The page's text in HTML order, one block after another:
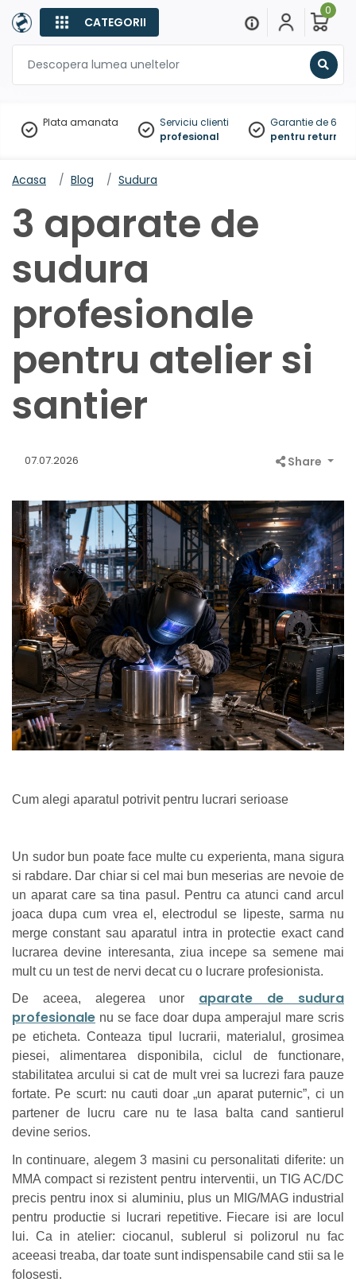
CATEGORII
0
Plata amanata
Serviciu clienti
profesional
Garantie de 60
pentru
Acasa Blog Sudura
3 aparate de
sudura
profesionale
pentru atelier si
santier
07.07.2026 Share
Cum alegi aparatul potrivit pentru lucrari serioase
Un sudor bun poate face multe cu experienta, mana sigura
si rabdare. Dar chiar si cel mai bun meserias are nevoie de
un aparat care sa tina pasul. Pentru ca atunci cand arcul
joaca dupa cum vrea el, electrodul se lipeste, sarma nu
merge constant sau aparatul intra in protectie exact cand
lucrarea devine interesanta, ziua incepe sa semene mai
mult cu un test de nervi decat cu o lucrare profesionista.
De aceea, alegerea unor aparate de sudura
profesionale nu se face doar dupa amperajul mare scris
pe eticheta. Conteaza tipul lucrarii, materialul, grosimea
piesei, alimentarea disponibila, ciclul de functionare,
stabilitatea arcului si cat de mult vrei sa lucrezi fara pauze
fortate. Pe scurt: nu cauti doar „un aparat puternic”, ci un
partener de lucru care nu te lasa balta cand santierul
devine serios.
In continuare, alegem 3 masini cu personalitati diferite: un
MMA compact si rezistent pentru interventii, un TIG AC/DC
precis pentru inox si aluminiu, plus un MIG/MAG industrial
pentru productie si lucrari repetitive. Fiecare isi are locul
lui. Ca in atelier: ciocanul, sublerul si polizorul nu fac
aceeasi treaba, dar toate sunt indispensabile cand stii sa le
folosesti.